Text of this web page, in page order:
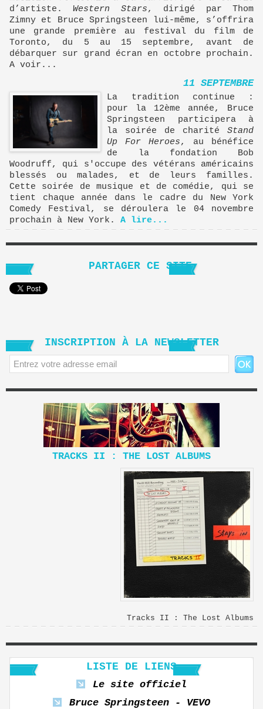
d’artiste.Western Stars, dirigé par Thom
Zimny et Bruce Springsteen lui-même, s’offrira
une grande première au festival du film de
Toronto, du 5 au 15 septembre, avant de
débarquer sur grand écran en octobre prochain.
A voir...
11 SEPTEMBRE
La tradition continue :
pour la 12ème année, Bruce
Springsteen participera à
la soirée de charité Stand
Up For Heroes, au bénéfice
de la fondation Bob
Woodruff, qui s'occupe des vétérans américains
blessés ou malades, et de leurs familles.
Cette soirée de musique et de comédie, qui se
tient chaque année dans le cadre du New York
Comedy Festival, se déroulera le 04 novembre
prochain à New York. A lire...
PARTAGER CE SITE
INSCRIPTION À LA NEWSLETTER
TRACKS II : THE LOST ALBUMS
Tracks II : The Lost Albums
LISTE DE LIENS
Le site officiel
Bruce Springsteen - VEVO